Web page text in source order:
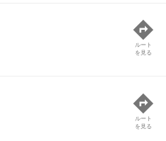
ルート
を見る
ルート
を見る